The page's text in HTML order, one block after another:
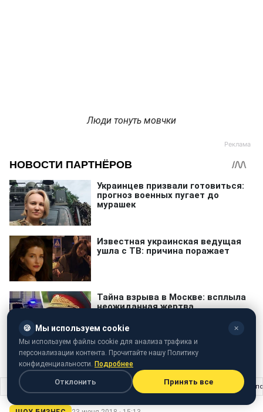
Люди тонуть мовчки
Главная Шоу бизнес › "У мене була істерика": коханий Регіни Тодоренко
🍪 Мы используем cookie ✕
Мы используем файлы cookie для анализа трафика и
персонализации контента. Прочитайте нашу Политику
конфиденциальности. Подробнее
Отклонить Принять все